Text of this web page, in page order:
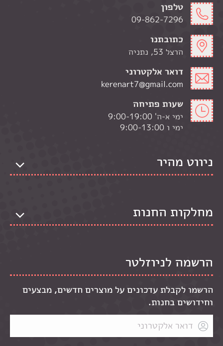
טלפון
09-862-7296
כתובתנו
הרצל 53, נתניה
דואר אלקטרוני
kerenart7@gmail.com
שעות פתיחה
ימי א-ה' 9:00-19:00
ימי ו 9:00-13:00
ניווט מהיר
מחלקות החנות
הרשמה לניוזלטר
הרשמו לקבלת עדכונים על מוצרים חדשים, מבצעים
וחידושים בחנות.